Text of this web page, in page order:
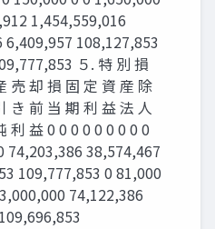
1,454,559,016
6,409,957 108,127,853
５. 特 別 損
売 却 損 固 定 資 産 除
き 前 当 期 利 益 法 人
利 益 0 0 0 0 0 0 0 0 0
38,574,467
109,777,853 0 81,000
74,122,386